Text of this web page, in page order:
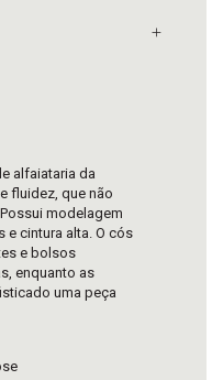
alfaiataria da
fluidez, que não
modelagem
e cintura alta. O cós
e bolsos
enquanto as
uma peça